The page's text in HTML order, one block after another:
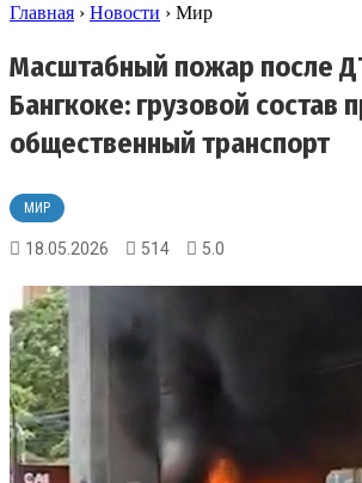
Главная › Новости › Мир
Масштабный пожар после
Бангкоке: грузовой состав
общественный транспорт
МИР
18.05.2026 514 5.0